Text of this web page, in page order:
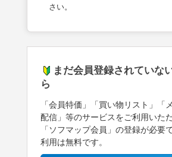
さい。
まだ会員登録されていな
ら
「会員特価」「買い物リスト」「
配信」等のサービスをご利用いた
「ソフマップ会員」の登録が必要
利用は無料です。